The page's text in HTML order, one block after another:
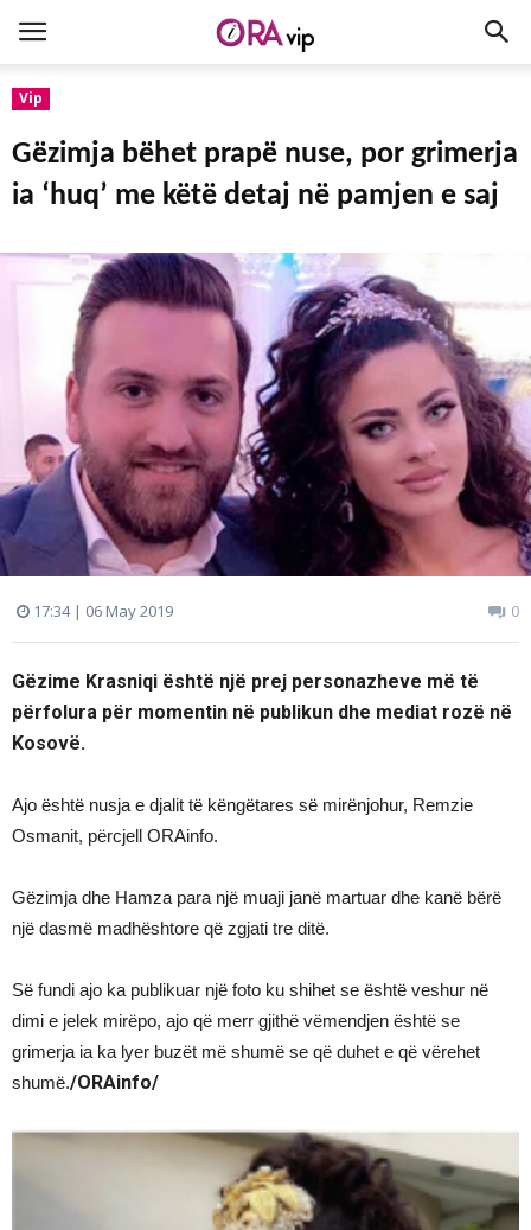
Vip
Gëzimja bëhet prapë nuse, por grimerja
ia ‘huq’ me këtë detaj në pamjen e saj
17:34 | 06 May 2019 0
Gëzime Krasniqi është një prej personazheve më të
përfolura për momentin në publikun dhe mediat rozë në
Kosovë.
Ajo është nusja e djalit të këngëtares së mirënjohur, Remzie
Osmanit, përcjell ORAinfo.
Gëzimja dhe Hamza para një muaji janë martuar dhe kanë bërë
një dasmë madhështore që zgjati tre ditë.
Së fundi ajo ka publikuar një foto ku shihet se është veshur në
dimi e jelek mirëpo, ajo që merr gjithë vëmendjen është se
grimerja ia ka lyer buzët më shumë se që duhet e që vërehet
shumë./ORAinfo/